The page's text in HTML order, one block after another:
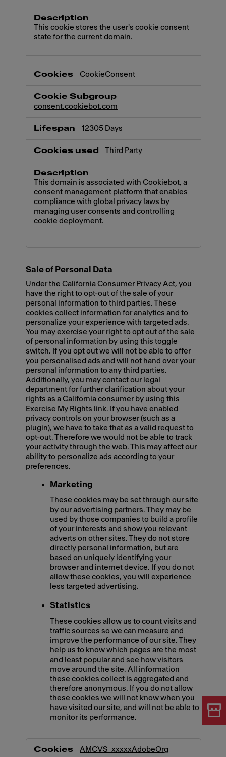
This cookie stores the user's cookie consent
state for the current domain.
CookieConsent
consent.cookiebot.com
12305 Days
Third Party
This domain is associated with Cookiebot, a
consent management platform that enables
compliance with global privacy laws by
managing user consents and controlling
cookie deployment.
Sale of Personal Data
Under the California Consumer Privacy Act, you
have the right to opt-out of the sale of your
personal information to third parties. These
cookies collect information for analytics and to
personalize your experience with targeted ads.
You may exercise your right to opt out of the sale
of personal information by using this toggle
switch. If you opt out we will not be able to offer
you personalised ads and will not hand over your
personal information to any third parties.
Additionally, you may contact our legal
department for further clarification about your
rights as a California consumer by using this
Exercise My Rights link. If you have enabled
privacy controls on your browser (such as a
plugin), we have to take that as a valid request to
opt-out. Therefore we would not be able to track
your activity through the web. This may affect our
ability to personalize ads according to your
preferences.
Marketing
These cookies may be set through our site
by our advertising partners. They may be
used by those companies to build a profile
of your interests and show you relevant
adverts on other sites. They do not store
directly personal information, but are
based on uniquely identifying your
browser and internet device. If you do not
allow these cookies, you will experience
less targeted advertising.
Statistics
These cookies allow us to count visits and
traffic sources so we can measure and
improve the performance of our site. They
help us to know which pages are the most
and least popular and see how visitors
move around the site. All information
these cookies collect is aggregated and
therefore anonymous. If you do not allow
these cookies we will not know when you
have visited our site, and will not be able to
monitor its performance.
AMCVS_xxxxxAdobeOrg